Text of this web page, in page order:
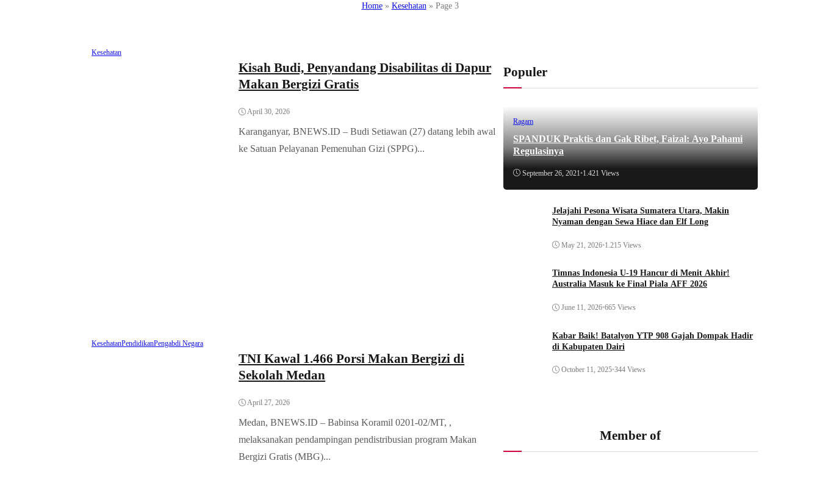
Home» Kesehatan» Page 3
Kesehatan
Kisah Budi, Penyandang Disabilitas di Dapur
Makan Bergizi Gratis
April 30, 2026
Karanganyar, BNEWS.ID – Budi Setiawan (27) datang lebih awal
ke Satuan Pelayanan Pemenuhan Gizi (SPPG)...
KesehatanPendidikanPengabdi Negara
TNI Kawal 1.466 Porsi Makan Bergizi di
Sekolah Medan
April 27, 2026
Medan, BNEWS.ID – Babinsa Koramil 0201-02/MT, ,
melaksanakan pendampingan pendistribusian program Makan
Bergizi Gratis (MBG)...
Populer
Ragam
SPANDUK Praktis dan Gak Ribet, Faizal: Ayo Pahami
Regulasinya
September 26, 2021•1.421 Views
Jelajahi Pesona Wisata Sumatera Utara, Makin
Nyaman dengan Sewa Hiace dan Elf Long
May 21, 2026•1.215 Views
Timnas Indonesia U-19 Hancur di Menit Akhir!
Australia Masuk ke Final Piala AFF 2026
June 11, 2026•665 Views
Kabar Baik! Batalyon YTP 908 Gajah Dompak Hadir
di Kabupaten Dairi
October 11, 2025•344 Views
Member of